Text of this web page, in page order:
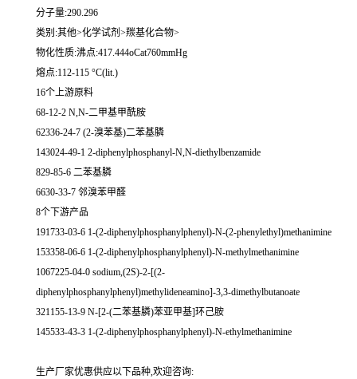
分子量:290.296
类别:其他>化学试剂>羰基化合物>
物化性质:沸点:417.444oCat760mmHg
熔点:112-115 °C(lit.)
16个上游原料
68-12-2 N,N-二甲基甲酰胺
62336-24-7 (2-溴苯基)二苯基膦
143024-49-1 2-diphenylphosphanyl-N,N-diethylbenzamide
829-85-6 二苯基膦
6630-33-7 邻溴苯甲醛
8个下游产品
191733-03-6 1-(2-diphenylphosphanylphenyl)-N-(2-phenylethyl)methanimine
153358-06-6 1-(2-diphenylphosphanylphenyl)-N-methylmethanimine
1067225-04-0 sodium,(2S)-2-[(2-
diphenylphosphanylphenyl)methylideneamino]-3,3-dimethylbutanoate
321155-13-9 N-[2-(二苯基膦)苯亚甲基]环己胺
145533-43-3 1-(2-diphenylphosphanylphenyl)-N-ethylmethanimine
生产厂家优惠供应以下品种,欢迎咨询: